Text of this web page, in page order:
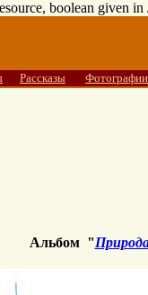
boolean given
Рассказы Фотографии
Альбом "